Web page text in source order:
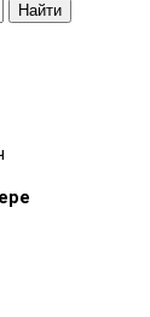
Найти